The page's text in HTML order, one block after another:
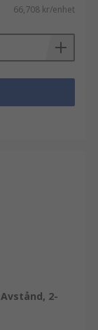
66,708 kr/enhet
2-